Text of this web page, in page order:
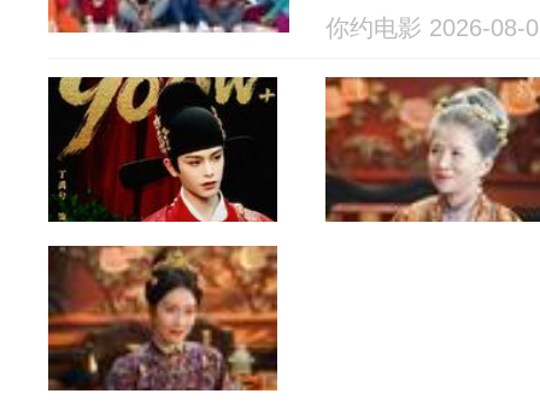
你约电影 2026-08-